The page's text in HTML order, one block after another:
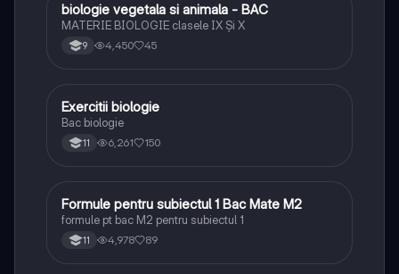
Biologie
biologie vegetala si animala - BAC
MATERIE BIOLOGIE clasele IX Şi X
9 4,450 45
Biologie
Exercitii biologie
Bac biologie
11 6,261 150
Matematică
Formule pentru subiectul 1 Bac Mate M2
formule pt bac M2 pentru subiectul 1
11 4,978 89